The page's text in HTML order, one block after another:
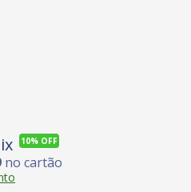
10% OFF
no cartão